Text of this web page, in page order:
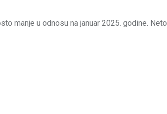
manje u odnosu na januar 2025. godine. Neto